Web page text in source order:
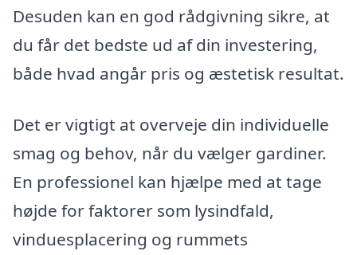
Desuden kan en god rådgivning sikre, at
du får det bedste ud af din investering,
både hvad angår pris og æstetisk resultat.
Det er vigtigt at overveje din individuelle
smag og behov, når du vælger gardiner.
En professionel kan hjælpe med at tage
højde for faktorer som lysindfald,
vinduesplacering og rummets